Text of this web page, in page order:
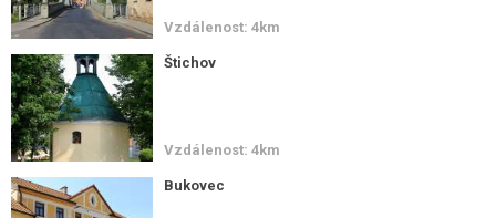
Vzdálenost: 4km
Štichov
Vzdálenost: 4km
Bukovec